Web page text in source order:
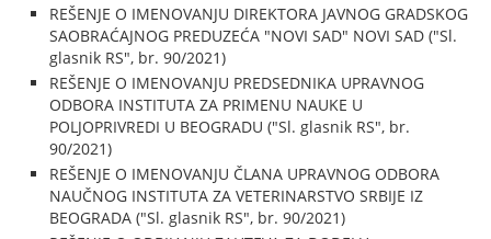
REŠENJE O IMENOVANJU DIREKTORA JAVNOG GRADSKOG
SAOBRAĆAJNOG PREDUZEĆA "NOVI SAD" NOVI SAD ("Sl.
glasnik RS", br. 90/2021)
REŠENJE O IMENOVANJU PREDSEDNIKA UPRAVNOG
ODBORA INSTITUTA ZA PRIMENU NAUKE U
POLJOPRIVREDI U BEOGRADU ("Sl. glasnik RS", br.
90/2021)
REŠENJE O IMENOVANJU ČLANA UPRAVNOG ODBORA
NAUČNOG INSTITUTA ZA VETERINARSTVO SRBIJE IZ
BEOGRADA ("Sl. glasnik RS", br. 90/2021)